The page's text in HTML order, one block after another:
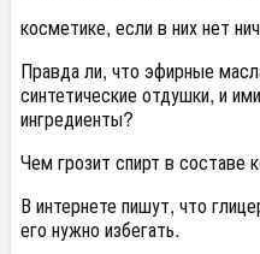
косметике, если в них нет
Правда ли, что эфирные
синтетические отдушки, и
ингредиенты?
Чем грозит спирт в составе
В интернете пишут, что
его нужно избегать.